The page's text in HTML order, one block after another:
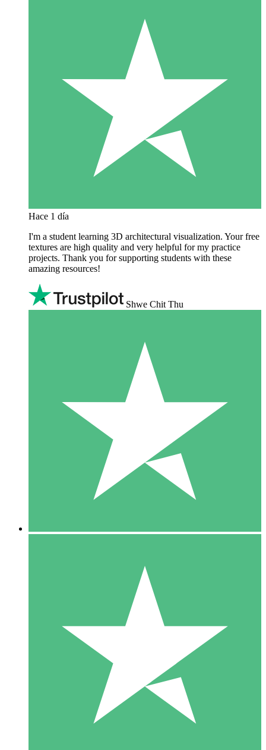
Hace 1 día
I'm a student learning 3D architectural visualization. Your free
textures are high quality and very helpful for my practice
projects. Thank you for supporting students with these
amazing resources!
Shwe Chit Thu